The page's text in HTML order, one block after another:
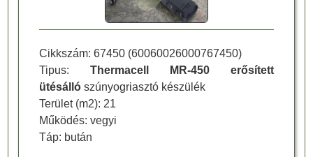
Cikkszám:67450 (60060026000767450)
Tipus:Thermacell MR-450 erősített
ütésálló szúnyogriasztó készülék
Terület (m2): 21
Működés: vegyi
Táp: bután